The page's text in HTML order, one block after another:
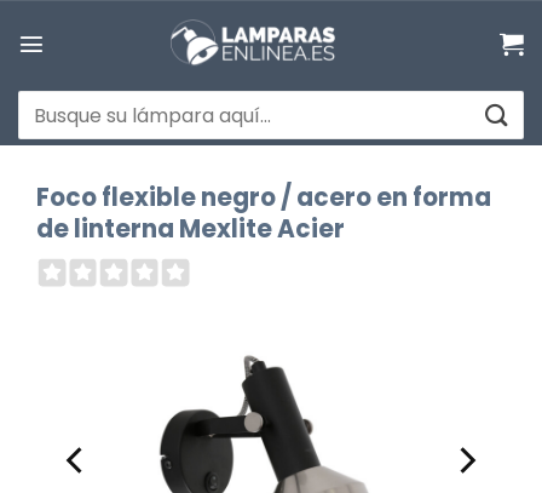
Buscar
por:
Foco flexible negro / acero en forma
de linterna Mexlite Acier